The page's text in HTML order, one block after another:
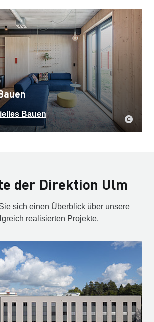
Bauen
der Direktion Ulm
sich einen Überblick über unsere
realisierten Projekte.